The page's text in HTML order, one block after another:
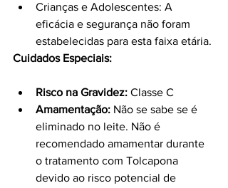
Crianças e Adolescentes: A
eficácia e segurança não foram
estabelecidas para esta faixa etária.
Cuidados Especiais:
Risco na Gravidez: Classe C
Amamentação: Não se sabe se é
eliminado no leite. Não é
recomendado amamentar durante
o tratamento com Tolcapona
devido ao risco potencial de